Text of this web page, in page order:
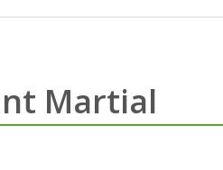
Martial